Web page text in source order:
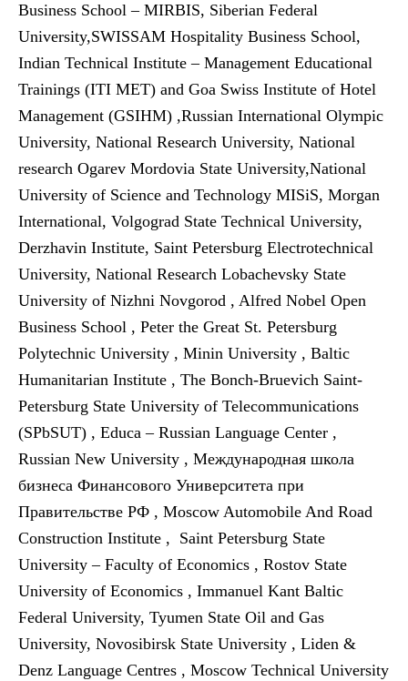
Business School – MIRBIS, Siberian Federal
University,SWISSAM Hospitality Business School,
Indian Technical Institute – Management Educational
Trainings (ITI MET) and Goa Swiss Institute of Hotel
Management (GSIHM) ,Russian International Olympic
University, National Research University, National
research Ogarev Mordovia State University,National
University of Science and Technology MISiS, Morgan
International, Volgograd State Technical University,
Derzhavin Institute, Saint Petersburg Electrotechnical
University, National Research Lobachevsky State
University of Nizhni Novgorod , Alfred Nobel Open
Business School , Peter the Great St. Petersburg
Polytechnic University , Minin University , Baltic
Humanitarian Institute , The Bonch-Bruevich Saint-
Petersburg State University of Telecommunications
(SPbSUT) , Educa – Russian Language Center ,
Russian New University , Международная школа
бизнеса Финансового Университета при
Правительстве РФ , Moscow Automobile And Road
Construction Institute , Saint Petersburg State
University – Faculty of Economics , Rostov State
University of Economics , Immanuel Kant Baltic
Federal University, Tyumen State Oil and Gas
University, Novosibirsk State University , Liden &
Denz Language Centres , Moscow Technical University